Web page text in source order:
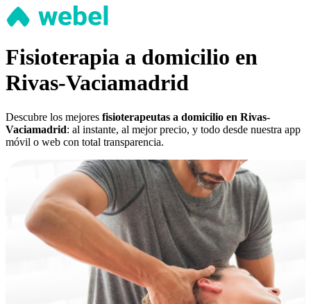
Fisioterapia a domicilio en
Rivas-Vaciamadrid
Descubre los mejores fisioterapeutas a domicilio en Rivas-
Vaciamadrid: al instante, al mejor precio, y todo desde nuestra app
móvil o web con total transparencia.